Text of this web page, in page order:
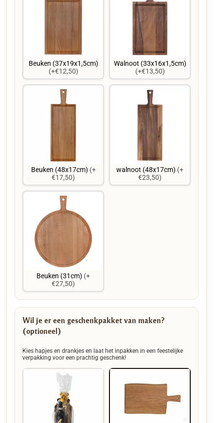
Beuken (37x19x1,5cm)
(+€12,50)
Walnoot (33x16x1,5cm)
(+€13,50)
Beuken (48x17cm) (+
€17,50)
walnoot (48x17cm) (+
€23,50)
Beuken (31cm) (+
€27,50)
Wil je er een geschenkpakket van maken?
(optioneel)
Kies hapjes en drankjes en laat het inpakken in een feestelijke
verpakking voor een prachtig geschenk!